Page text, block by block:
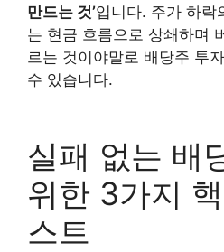
만드는 것’입니다. 주가 하락
는 현금 흐름으로 상쇄하며
르는 것이야말로 배당주 투
수 있습니다.
실패 없는 배
위한 3가지
스트